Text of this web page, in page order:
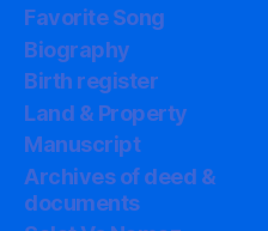
Favorite Song
Biography
Birth register
Land & Property
Manuscript
Archives of deed &
documents